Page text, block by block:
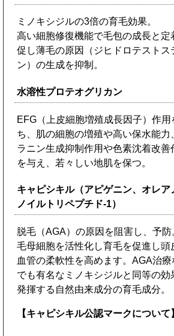
ミノキシジルの3倍の育毛効果。
高い細胞修復機能で毛包の成長と定
促し薄毛の原因（ジヒドロテストス
ン）の生成を抑制。
水溶性プロテオグリカン
EFG（上皮細胞増殖成長因子）作用
ち、肌の細胞の増殖や高い保水能力
ラニン生成抑制作用や色素沈着改善
を与え、若々しい地肌を保つ。
キャピシキル（アピゲニン、オレア
ノイルトリペプチド-1）
脱毛（AGA）の原因を阻害し、予防
毛母細胞を活性化し育毛を促進し頭
血管の柔軟性を高めます。AGA治療
でも有名なミノキシジルと同等の効
発揮する自然由来成分の育毛成分。
【キャピシキル公認マークについて